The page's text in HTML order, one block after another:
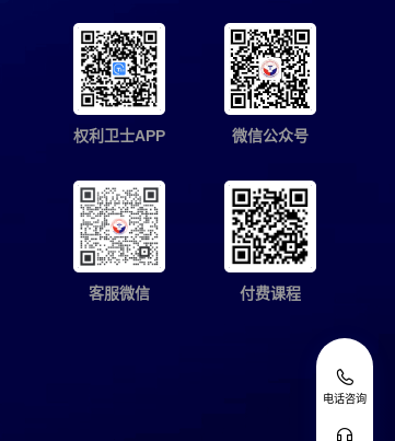
权利卫士APP 微信公众号
客服微信 付费课程
电话咨询